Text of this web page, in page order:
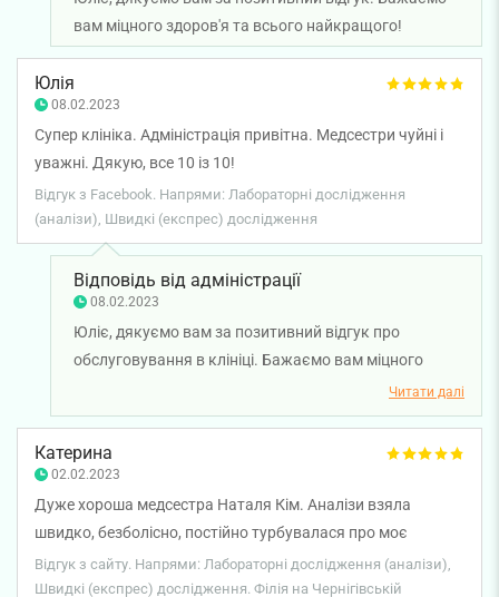
вам міцного здоров'я та всього найкращого!
Юлія
08.02.2023
Супер клініка. Адміністрація привітна. Медсестри чуйні і
уважні. Дякую, все 10 із 10!
Відгук з Facebook. Напрями: Лабораторні дослідження
(аналізи), Швидкі (експрес) дослідження
Відповідь від адміністрації
08.02.2023
Юліє, дякуємо вам за позитивний відгук про
обслуговування в клініці. Бажаємо вам міцного
Читати далі
Катерина
02.02.2023
Дуже хороша медсестра Наталя Кім. Аналізи взяла
швидко, безболісно, постійно турбувалася про моє
самопочуття. Дякую!
Відгук з сайту. Напрями: Лабораторні дослідження (аналізи),
Швидкі (експрес) дослідження. Філія на Чернігівській